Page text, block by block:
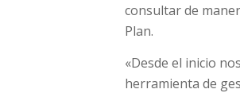
consultar de
Plan.
«Desde el inicio
herramienta de